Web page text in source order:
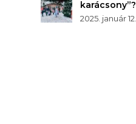
karácsony”?
2025. január 12.